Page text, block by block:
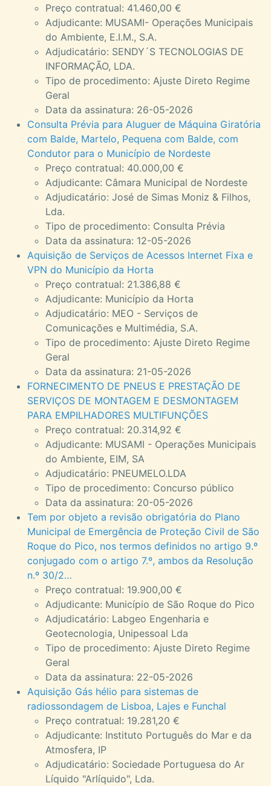
Preço contratual: 41.460,00 €
Adjudicante: MUSAMI- Operações Municipais
do Ambiente, E.I.M., S.A.
Adjudicatário: SENDY´S TECNOLOGIAS DE
INFORMAÇÃO, LDA.
Tipo de procedimento: Ajuste Direto Regime
Geral
Data da assinatura: 26-05-2026
Consulta Prévia para Aluguer de Máquina Giratória
com Balde, Martelo, Pequena com Balde, com
Condutor para o Município de Nordeste
Preço contratual: 40.000,00 €
Adjudicante: Câmara Municipal de Nordeste
Adjudicatário: José de Simas Moniz & Filhos,
Lda.
Tipo de procedimento: Consulta Prévia
Data da assinatura: 12-05-2026
Aquisição de Serviços de Acessos Internet Fixa e
VPN do Município da Horta
Preço contratual: 21.386,88 €
Adjudicante: Município da Horta
Adjudicatário: MEO - Serviços de
Comunicações e Multimédia, S.A.
Tipo de procedimento: Ajuste Direto Regime
Geral
Data da assinatura: 21-05-2026
FORNECIMENTO DE PNEUS E PRESTAÇÃO DE
SERVIÇOS DE MONTAGEM E DESMONTAGEM
PARA EMPILHADORES MULTIFUNÇÕES
Preço contratual: 20.314,92 €
Adjudicante: MUSAMI - Operações Municipais
do Ambiente, EIM, SA
Adjudicatário: PNEUMELO.LDA
Tipo de procedimento: Concurso público
Data da assinatura: 20-05-2026
Tem por objeto a revisão obrigatória do Plano
Municipal de Emergência de Proteção Civil de São
Roque do Pico, nos termos definidos no artigo 9.º
conjugado com o artigo 7.º, ambos da Resolução
n.º 30/2…
Preço contratual: 19.900,00 €
Adjudicante: Município de São Roque do Pico
Adjudicatário: Labgeo Engenharia e
Geotecnologia, Unipessoal Lda
Tipo de procedimento: Ajuste Direto Regime
Geral
Data da assinatura: 22-05-2026
Aquisição Gás hélio para sistemas de
radiossondagem de Lisboa, Lajes e Funchal
Preço contratual: 19.281,20 €
Adjudicante: Instituto Português do Mar e da
Atmosfera, IP
Adjudicatário: Sociedade Portuguesa do Ar
Líquido "Arlíquido", Lda.